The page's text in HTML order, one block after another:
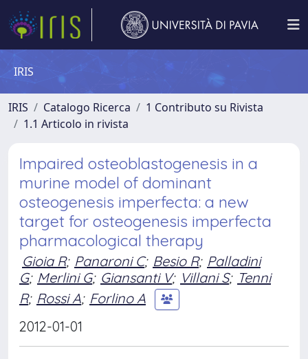
IRIS
IRIS Catalogo Ricerca
1 Contributo su Rivista
1.1 Articolo in rivista
Impaired osteoblastogenesis in a
murine model of dominant
osteogenesis imperfecta: a new
target for osteogenesis imperfecta
pharmacological therapy
Gioia R; Panaroni C; Besio R; Palladini
G; Merlini G; Giansanti V; Villani S; Tenni
R; Rossi A; Forlino A
2012-01-01